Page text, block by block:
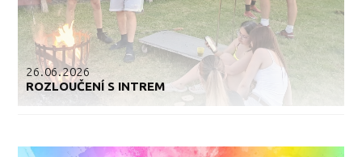
26.06.2026
ROZLOUČENÍ S INTREM